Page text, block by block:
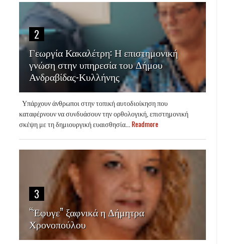
2
Γεωργία Κακαλέτρη: Η επιστημονική
γνώση στην υπηρεσία του Δήμου
Ανδραβίδας-Κυλλήνης
Υπάρχουν άνθρωποι στην τοπική αυτοδιοίκηση που
καταφέρνουν να συνδυάσουν την ορθολογική, επιστημονική
σκέψη με τη δημιουργική ευαισθησία... Readmore
3
“Έφυγε” ξαφνικά η Δήμητρα
Χρονοπούλου